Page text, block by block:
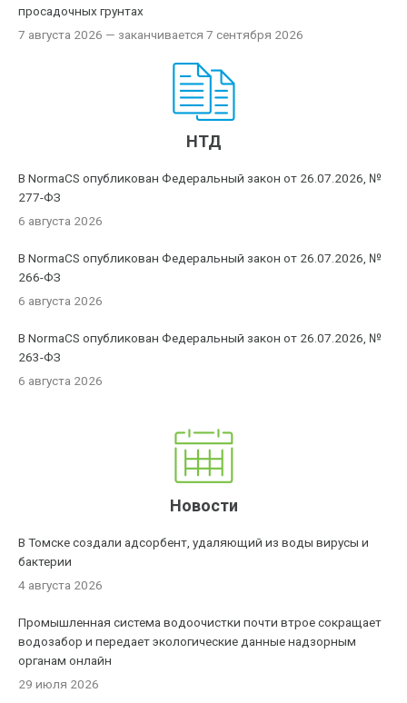
просадочных грунтах
7 августа 2026 — заканчивается 7 сентября 2026
НТД
В NormaCS опубликован Федеральный закон от 26.07.2026, №
277-ФЗ
6 августа 2026
В NormaCS опубликован Федеральный закон от 26.07.2026, №
266-ФЗ
6 августа 2026
В NormaCS опубликован Федеральный закон от 26.07.2026, №
263-ФЗ
6 августа 2026
Новости
В Томске создали адсорбент, удаляющий из воды вирусы и
бактерии
4 августа 2026
Промышленная система водоочистки почти втрое сокращает
водозабор и передает экологические данные надзорным
органам онлайн
29 июля 2026